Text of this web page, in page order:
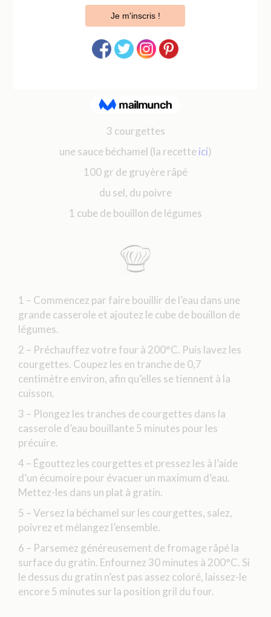
3 courgettes
une sauce béchamel (la recetteici)
100 gr de gruyère râpé
du sel, du poivre
1 cube de bouillon de légumes
1 – Commencez par faire bouillir de l’eau dans une
grande casserole et ajoutez le cube de bouillon de
légumes.
2 – Préchauffez votre four à 200°C. Puis lavez les
courgettes. Coupez les en tranche de 0,7
centimètre environ, afin qu’elles se tiennent à la
cuisson.
3 – Plongez les tranches de courgettes dans la
casserole d’eau bouillante 5 minutes pour les
précuire.
4 – Égouttez les courgettes et pressez les à l’aide
d’un écumoire pour évacuer un maximum d’eau.
Mettez-les dans un plat à gratin.
5 – Versez la béchamel sur les courgettes, salez,
poivrez et mélangez l’ensemble.
6 – Parsemez généreusement de fromage râpé la
surface du gratin. Enfournez 30 minutes à 200°C. Si
le dessus du gratin n’est pas assez coloré, laissez-le
encore 5 minutes sur la position gril du four.